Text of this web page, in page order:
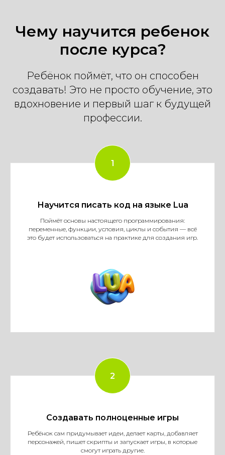
Чему научится ребенок
после курса?
Ребёнок поймёт, что он способен
создавать! Это не просто обучение, это
вдохновение и первый шаг к будущей
профессии.
Научится писать код на языке Lua
Поймёт основы настоящего программирования:
переменные, функции, условия, циклы и события — всё
это будет использоваться на практике для создания игр.
Создавать полноценные игры
Ребёнок сам придумывает идеи, делает карты, добавляет
персонажей, пишет скрипты и запускает игры, в которые
смогут играть другие.